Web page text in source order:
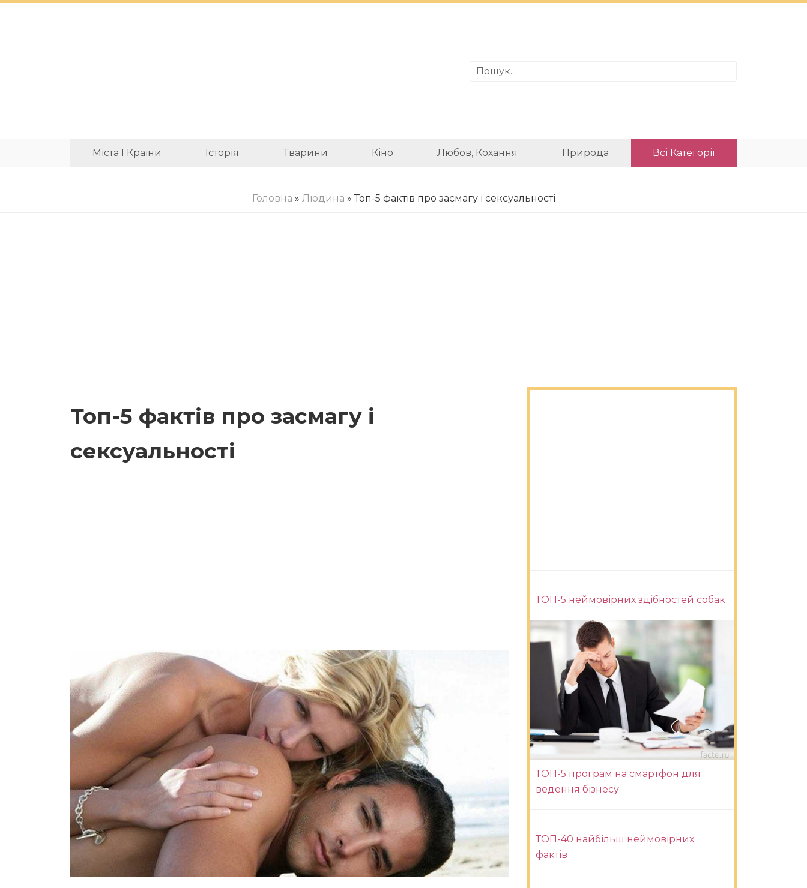
Міста І Країни Історія Тварини Кіно Любов, Кохання Природа Всі Категорії
Головна » Людина » Топ-5 фактів про засмагу і сексуальності
Топ-5 фактів про засмагу і
сексуальності
ТОП-5 неймовірних здібностей собак
ТОП-5 програм на смартфон для
ведення бізнесу
ТОП-40 найбільш неймовірних
фактів